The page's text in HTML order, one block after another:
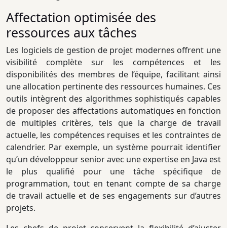
Affectation optimisée des
ressources aux tâches
Les logiciels de gestion de projet modernes offrent une
visibilité complète sur les compétences et les
disponibilités des membres de l’équipe, facilitant ainsi
une allocation pertinente des ressources humaines. Ces
outils intègrent des algorithmes sophistiqués capables
de proposer des affectations automatiques en fonction
de multiples critères, tels que la charge de travail
actuelle, les compétences requises et les contraintes de
calendrier. Par exemple, un système pourrait identifier
qu’un développeur senior avec une expertise en Java est
le plus qualifié pour une tâche spécifique de
programmation, tout en tenant compte de sa charge
de travail actuelle et de ses engagements sur d’autres
projets.